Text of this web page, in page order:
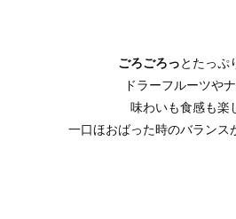
ごろごろっとたっぷ
ドラーフルーツや
味わいも食感も楽
一口ほおばった時のバランス